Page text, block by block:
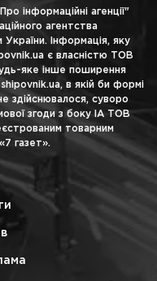
інформаційні агенції"
агентства
Інформація, яку
є власністю ТОВ
яке інше поширення
в якій би формі
здійснювалося, суворо
згоди з боку ІА ТОВ
товарним
газет».